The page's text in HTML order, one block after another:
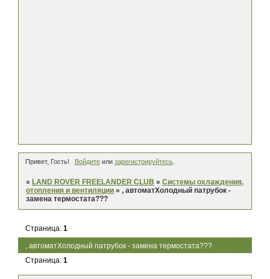
Привет, Гость! Войдитеили зарегистрируйтесь.
» LAND ROVER FREELANDER CLUB »Системы охлаждения,
отопления и вентиляции », автоматХолодный патрубок -
замена термостата???
, автоматХолодный патрубок - замена термостата???
Страница:1
Страница:1